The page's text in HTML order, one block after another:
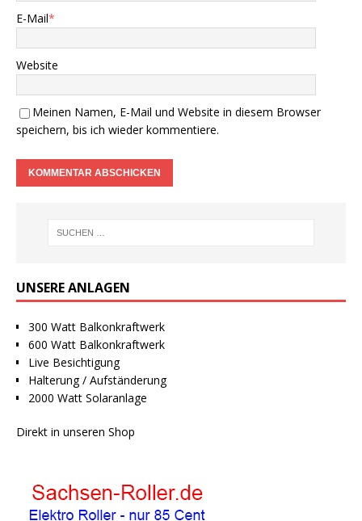
E-Mail*
Website
Meinen Namen, E-Mail und Website in diesem Browser
speichern, bis ich wieder kommentiere.
UNSERE ANLAGEN
300 Watt Balkonkraftwerk
600 Watt Balkonkraftwerk
Live Besichtigung
Halterung / Aufständerung
2000 Watt Solaranlage
Direkt in unseren Shop